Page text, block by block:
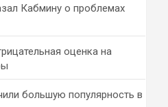
Кабмину о проблемах
оценка на
большую популярность в